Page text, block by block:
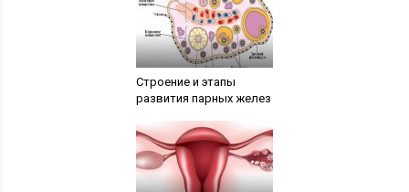
Строение и этапы
развития парных желез